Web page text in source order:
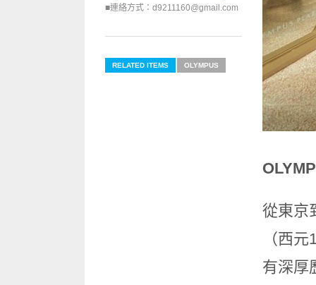
從東京
（西
有深厚
■連絡方式：d9211160@gmail.com
RELATED ITEMS OLYMPUS